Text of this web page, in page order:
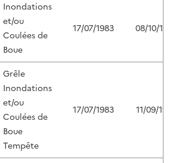
Inondations
et/ou
Coulées de
Boue
17/07/1983 08/10/
Grêle
Inondations
et/ou
Coulées de
Boue
Tempête
17/07/1983 11/09/